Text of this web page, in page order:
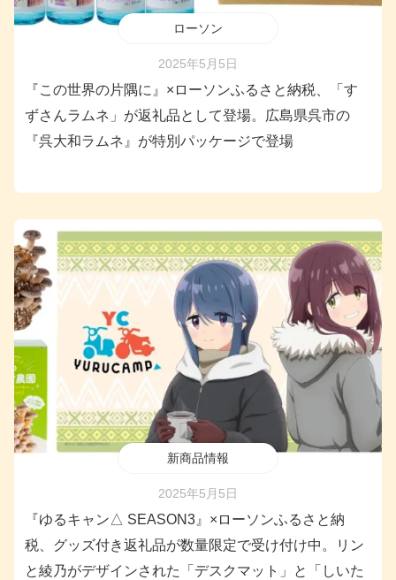
ローソン
2025年5月5日
『この世界の片隅に』×ローソンふるさと納税、「す
ずさんラムネ」が返礼品として登場。広島県呉市の
『呉大和ラムネ』が特別パッケージで登場
新商品情報
2025年5月5日
『ゆるキャン△ SEASON3』×ローソンふるさと納
税、グッズ付き返礼品が数量限定で受け付け中。リン
と綾乃がデザインされた「デスクマット」と「しいた